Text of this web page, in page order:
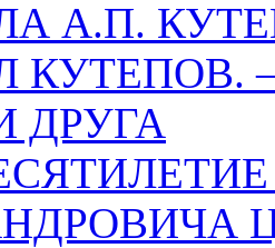
А.П.
КУТЕПОВ.
ДРУГА